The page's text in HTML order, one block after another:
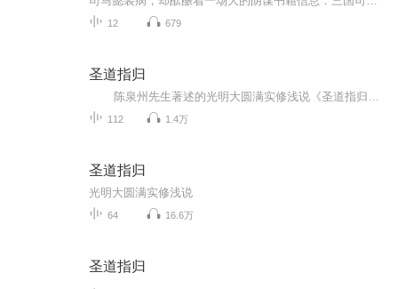
12 679
圣道指归
112 1.4万
圣道指归
光明大圆满实修浅说
64 16.6万
圣道指归